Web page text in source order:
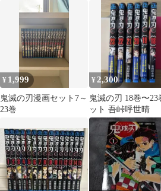
ノ型 狛治 恋雪
¥ 1,999
鬼滅の刃漫画セット7～
23巻
¥2,300
鬼滅の刃 18巻〜23
ット 吾峠呼世晴